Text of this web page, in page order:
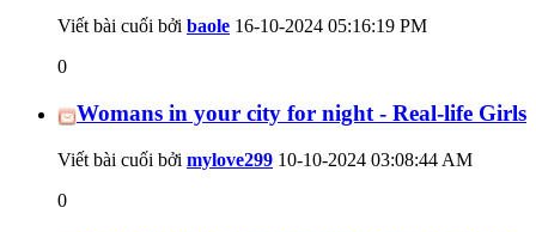
Viết bài cuối bởi baole 16-10-2024 05:16:19 PM
0
Womans in your city for night - Real-life Girls
Viết bài cuối bởi mylove299 10-10-2024 03:08:44 AM
0